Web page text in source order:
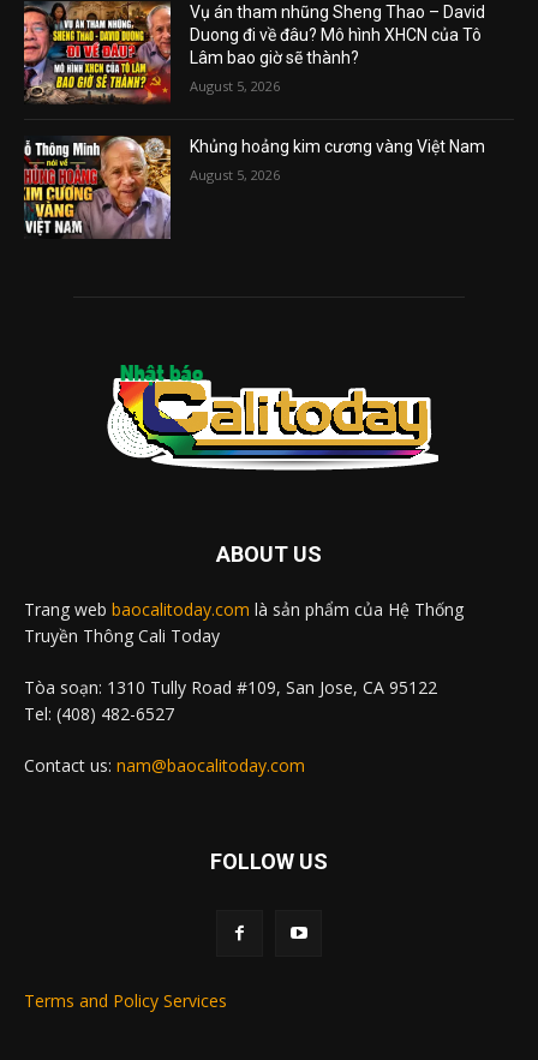
Vụ án tham nhũng Sheng Thao – David
Duong đi về đâu? Mô hình XHCN của Tô
Lâm bao giờ sẽ thành?
August 5, 2026
Khủng hoảng kim cương vàng Việt Nam
August 5, 2026
ABOUT US
Trang web baocalitoday.com là sản phẩm của Hệ Thống
Truyền Thông Cali Today
Tòa soạn: 1310 Tully Road #109, San Jose, CA 95122
Tel: (408) 482-6527
Contact us: nam@baocalitoday.com
FOLLOW US
Terms and Policy Services